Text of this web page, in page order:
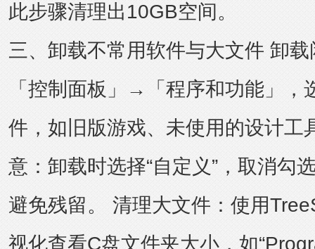
此步骤清理出10GB空间。
三、卸载不常用软件与大文件 卸
「控制面板」→「程序和功能」，
件，如旧版游戏、未使用的设计工
意：卸载时选择“自定义”，取消勾
避免残留。 清理大文件：使用
视化查看C盘文件夹大小，如